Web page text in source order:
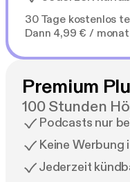
30 Tage kostenlos
Dann 4,99 € / monat
Premium
100 Stunden
Podcasts nur
Keine Werbung
Jederzeit